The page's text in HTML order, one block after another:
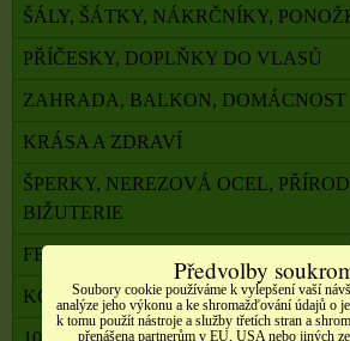
ŠÁLY, ŠÁTKY, NÁKRČNÍKY,
PŘÍČESKY, DOPLŇKY DO VLASŮ
ZAHRADA, BALKON, DOMÁCNOST
KRÁSA A ZDRAVÍ
ŠPERKY, NEREZOVÁ OCEL,
BIŽUTERIE
FENG SHUI, ORG. PYRAMIDY,
KOMPONENTY K VÝROBĚ SVÍČEK,
Předvolby
Soubory cookie používáme k vylepšení vaší
analýze jeho výkonu a ke shromažďování údajů o
k tomu použít nástroje a služby třetích stran a
přenášena partnerům v EU, USA nebo jiných